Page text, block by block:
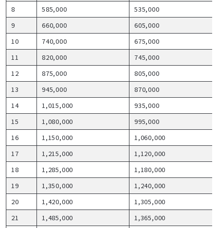
8
585,000
535,000
9
660,000
605,000
10
740,000
675,000
11
820,000
745,000
12
875,000
805,000
13
945,000
870,000
14
1,015,000
935,000
15
1,080,000
995,000
16
1,150,000
1,060,000
17
1,215,000
1,120,000
18
1,285,000
1,180,000
19
1,350,000
1,240,000
20
1,420,000
1,305,000
21
1,485,000
1,365,000